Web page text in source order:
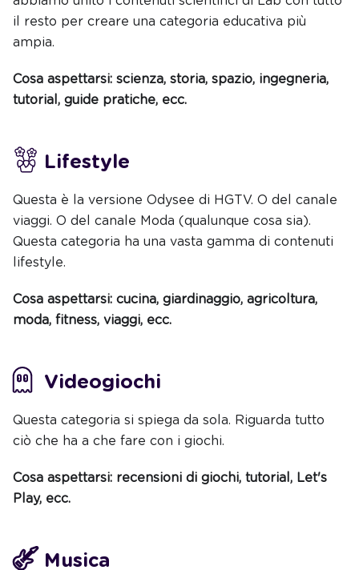
il resto per creare una categoria educativa più
ampia.
Cosa aspettarsi: scienza, storia, spazio, ingegneria,
tutorial, guide pratiche, ecc.
Lifestyle
Questa è la versione Odysee di HGTV. O del canale
viaggi. O del canale Moda (qualunque cosa sia).
Questa categoria ha una vasta gamma di contenuti
lifestyle.
Cosa aspettarsi: cucina, giardinaggio, agricoltura,
moda, fitness, viaggi, ecc.
Videogiochi
Questa categoria si spiega da sola. Riguarda tutto
ciò che ha a che fare con i giochi.
Cosa aspettarsi: recensioni di giochi, tutorial, Let's
Play, ecc.
Musica